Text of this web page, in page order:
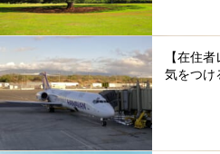
【在住
気をつけ